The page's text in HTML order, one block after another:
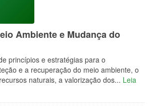
Ambiente e Mudança do
princípios e estratégias para o
e a recuperação do meio ambiente, o
naturais, a valorização dos... Leia